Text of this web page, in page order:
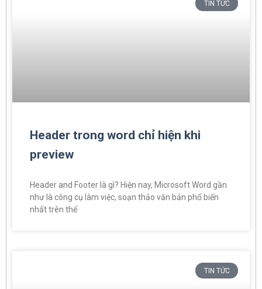
TIN TỨC
Header trong word chỉ hiện khi
preview
Header and Footer là gì? Hiện nay, Microsoft Word gần
như là công cụ làm việc, soạn thảo văn bản phổ biến
nhất trên thế
TIN TỨC